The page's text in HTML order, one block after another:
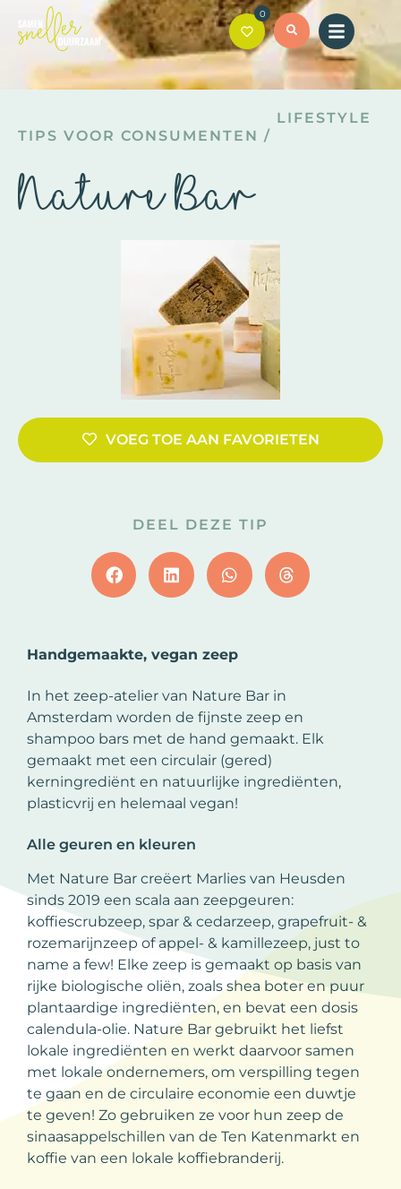
0
TIPS VOOR CONSUMENTEN /
LIFESTYLE
Nature Bar
Handgemaakte, vegan zeep
In het zeep-atelier van Nature Bar in
Amsterdam worden de fijnste zeep en
shampoo bars met de hand gemaakt. Elk
gemaakt met een circulair (gered)
kerningrediënt en natuurlijke ingrediënten,
plasticvrij en helemaal vegan!
Alle geuren en kleuren
Met Nature Bar creëert Marlies van Heusden
sinds 2019 een scala aan zeepgeuren:
koffiescrubzeep, spar & cedarzeep, grapefruit- &
rozemarijnzeep of appel- & kamillezeep, just to
name a few! Elke zeep is gemaakt op basis van
rijke biologische oliën, zoals shea boter en puur
plantaardige ingrediënten, en bevat een dosis
calendula-olie. Nature Bar gebruikt het liefst
lokale ingrediënten en werkt daarvoor samen
met lokale ondernemers, om verspilling tegen
te gaan en de circulaire economie een duwtje
te geven! Zo gebruiken ze voor hun zeep de
sinaasappelschillen van de Ten Katenmarkt en
koffie van een lokale koffiebranderij.
VOEG TOE AAN FAVORIETEN
DEEL DEZE TIP